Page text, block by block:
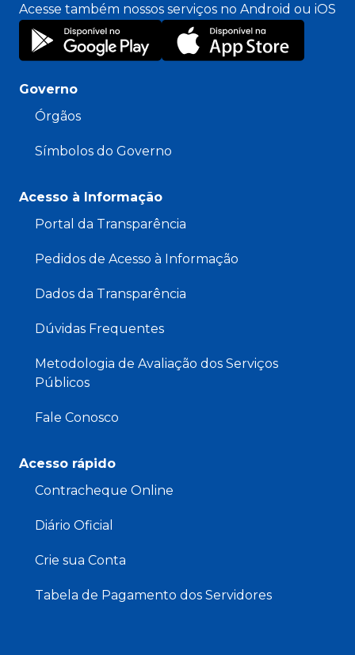
Acesse também nossos serviços no Android ou iOS
Governo
Órgãos
Símbolos do Governo
Acesso à Informação
Portal da Transparência
Pedidos de Acesso à Informação
Dados da Transparência
Dúvidas Frequentes
Metodologia de Avaliação dos Serviços
Públicos
Fale Conosco
Acesso rápido
Contracheque Online
Diário Oficial
Crie sua Conta
Tabela de Pagamento dos Servidores